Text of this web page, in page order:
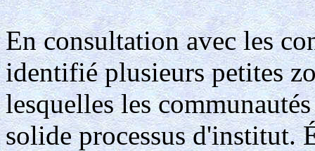
En consultation avec les
identifié plusieurs petites
lesquelles les
solide processus d'institut.